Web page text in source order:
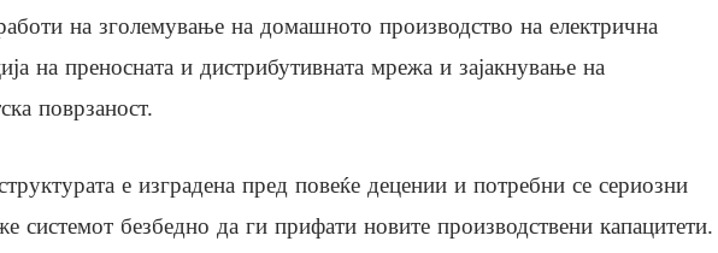
на зголемување на домашното производство на електрична
на преносната и дистрибутивната мрежа и зајакнување на
поврзаност.
е изградена пред повеќе децении и потребни се сериозни
системот безбедно да ги прифати новите производствени капацитети.